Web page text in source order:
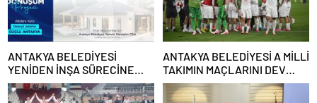
ANTAKYA BELEDİYESİ
YENİDEN İNŞA SÜRECİNE
DESTEK VERECEK
ANTAKYA BELEDİYESİ A MİLLİ
TAKIMIN MAÇLARINI DEV
EKRANDAN YAYINLAYACAK